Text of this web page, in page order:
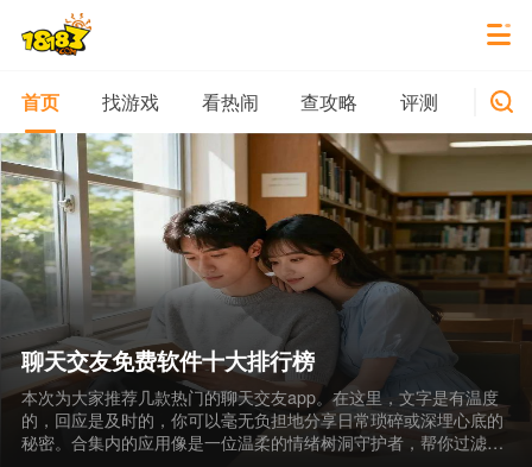
首页 找游戏 看热闹 查攻略 评测 新游
聊天交友免费软件十大排行榜
本次为大家推荐几款热门的聊天交友app。在这里，文字是有温度
的，回应是及时的，你可以毫无负担地分享日常琐碎或深埋心底的
秘密。合集内的应用像是一位温柔的情绪树洞守护者，帮你过滤掉